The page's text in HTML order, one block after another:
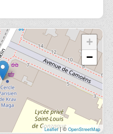
+
−
Leaflet| © OpenStreetMap